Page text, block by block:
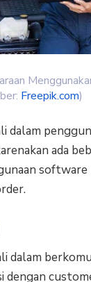
Freepik.com)
dalam
ada
dalam
dengan